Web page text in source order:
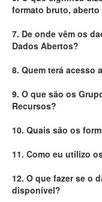
Perguntas frequentes
Contato
formato bruto,
7. De onde vêm os
Dados Abertos?
8. Quem terá acesso
9. O que são os
Recursos?
10. Quais são os
11. Como eu utilizo
12. O que fazer se o
disponível?